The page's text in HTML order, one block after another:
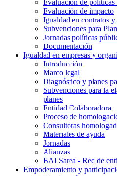
Evaluación de políticas
Evaluación de impacto
Igualdad en contratos y
Subvenciones para
Jornadas políticas
Documentación
Igualdad en empresas y
Introducción
Marco legal
Diagnóstico y planes
Subvenciones para la
planes
Entidad Colaboradora
Proceso de
Consultoras
Materiales de ayuda
Jornadas
Alianzas
BAI Sarea - Red de
Empoderamiento y